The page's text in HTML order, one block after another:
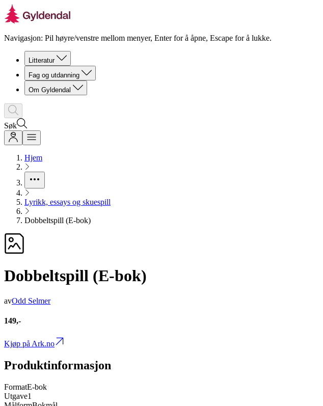
Navigasjon: Pil høyre/venstre mellom menyer, Enter for å åpne, Escape for å lukke.
Litteratur
Fag og utdanning
Om Gyldendal
Søk
Hjem
Lyrikk, essays og skuespill
Dobbeltspill (E-bok)
Dobbeltspill (E-bok)
avOdd Selmer
149,-
Kjøp på Ark.no
Produktinformasjon
FormatE-bok
Utgave1